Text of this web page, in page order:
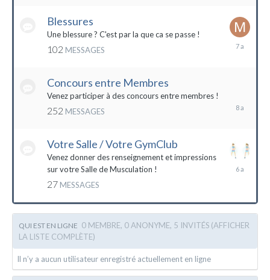
Blessures
Une blessure ? C'est par la que ca se passe !
102 MESSAGES
19
Concours entre Membres
Venez participer à des concours entre membres !
252 MESSAGES
2016
Votre Salle / Votre GymClub
Venez donner des renseignement et impressions
sur votre Salle de Musculation !
27 MESSAGES
26
QUI EST EN LIGNE 0 MEMBRE, 0 ANONYME, 5 INVITÉS (AFFICHER
LA LISTE COMPLÈTE)
Il n’y a aucun utilisateur enregistré actuellement en ligne